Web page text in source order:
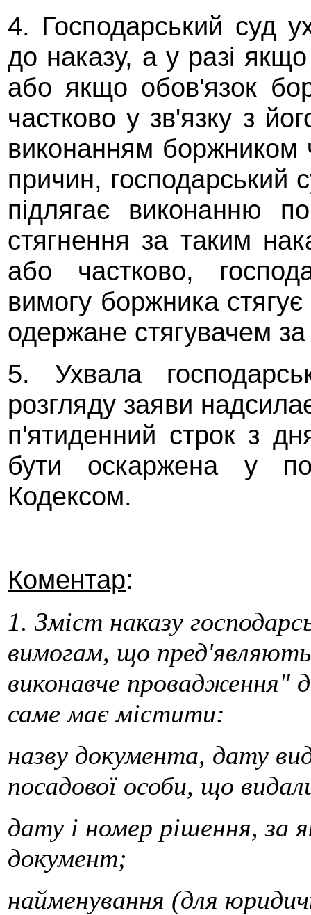
4. Господарський суд
до наказу, а у разі
або якщо обов'язок
частково у зв'язку з
виконанням
причин, господарський
підлягає виконанню
стягнення за таким
або частково,
вимогу боржника
одержане стягувачем
5. Ухвала
розгляду заяви
п'ятиденний строк з
бути оскаржена у
Кодексом.
Коментар:
1. Зміст наказу
вимогам, що
виконавче провадження"
саме має містити:
назву документа, дату
посадової особи, що
дату і номер рішення, за
документ;
найменування (для